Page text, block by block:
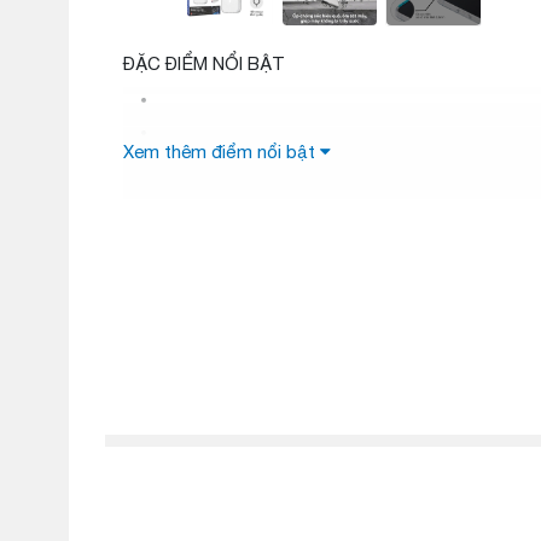
ĐẶC ĐIỂM NỔI BẬT
Xem thêm điểm nổi bật